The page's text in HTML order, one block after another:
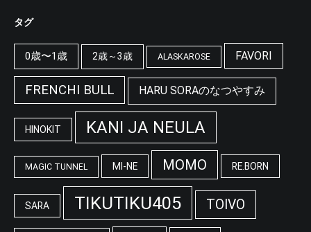
タグ
0歳〜1歳 2歳～3歳 ALASKAROSE FAVORI
FRENCHI BULL HARU SORAのなつやすみ
HINOKIT KANI JA NEULA
MAGIC TUNNEL MI-NE MOMO RE.BORN
SARA TIKUTIKU405 TOIVO